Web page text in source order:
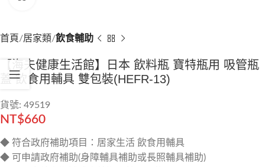
首頁 居家類 飲食輔助
【海夫健康生活館】日本 飲料瓶 寶特瓶用 吸管瓶
蓋 飲食用輔具 雙包裝(HEFR-13)
貨號: 49519
NT$660
◆ 符合政府補助項目：居家生活 飲食用輔具
◆ 可申請政府補助(身障輔具補助或長照輔具補助)